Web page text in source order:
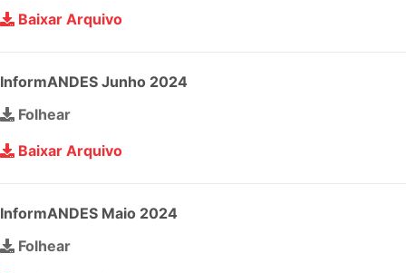
Baixar Arquivo
InformANDES Junho 2024
Folhear
Baixar Arquivo
InformANDES Maio 2024
Folhear